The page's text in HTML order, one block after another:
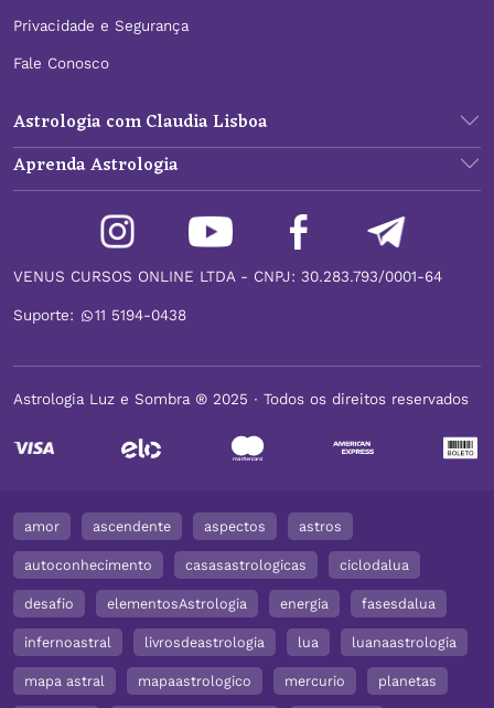
Privacidade e Segurança
Fale Conosco
Astrologia com Claudia Lisboa
Aprenda Astrologia
VENUS CURSOS ONLINE LTDA - CNPJ: 30.283.793/0001-64
Suporte: 11 5194-0438
Astrologia Luz e Sombra ® 2025 ∙ Todos os direitos reservados
amor ascendente aspectos astros
autoconhecimento casasastrologicas ciclodalua
desafio elementosAstrologia energia fasesdalua
infernoastral livrosdeastrologia lua luanaastrologia
mapa astral mapaastrologico mercurio planetas